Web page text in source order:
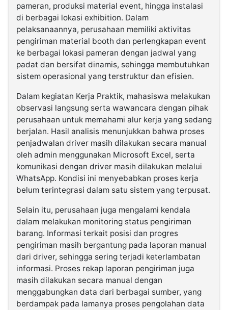
pameran, produksi material event, hingga instalasi
di berbagai lokasi exhibition. Dalam
pelaksanaannya, perusahaan memiliki aktivitas
pengiriman material booth dan perlengkapan event
ke berbagai lokasi pameran dengan jadwal yang
padat dan bersifat dinamis, sehingga membutuhkan
sistem operasional yang terstruktur dan efisien.
Dalam kegiatan Kerja Praktik, mahasiswa melakukan
observasi langsung serta wawancara dengan pihak
perusahaan untuk memahami alur kerja yang sedang
berjalan. Hasil analisis menunjukkan bahwa proses
penjadwalan driver masih dilakukan secara manual
oleh admin menggunakan Microsoft Excel, serta
komunikasi dengan driver masih dilakukan melalui
WhatsApp. Kondisi ini menyebabkan proses kerja
belum terintegrasi dalam satu sistem yang terpusat.
Selain itu, perusahaan juga mengalami kendala
dalam melakukan monitoring status pengiriman
barang. Informasi terkait posisi dan progres
pengiriman masih bergantung pada laporan manual
dari driver, sehingga sering terjadi keterlambatan
informasi. Proses rekap laporan pengiriman juga
masih dilakukan secara manual dengan
menggabungkan data dari berbagai sumber, yang
berdampak pada lamanya proses pengolahan data